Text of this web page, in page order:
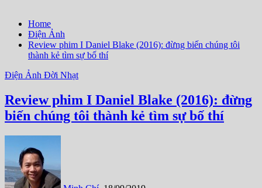
Home
Điện Ảnh
Review phim I Daniel Blake (2016): đừng biến chúng tôi
thành kẻ tìm sự bố thí
Điện Ảnh Đời Nhạt
Review phim I Daniel Blake (2016): đừng
biến chúng tôi thành kẻ tìm sự bố thí